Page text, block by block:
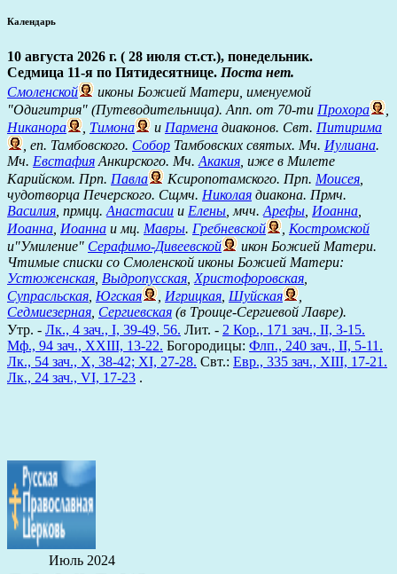
Календарь
10 августа 2026 г. ( 28 июля ст.ст.), понедельник.
Седмица 11-я по Пятидесятнице. Поста нет.
Смоленской
иконы Божией Матери, именуемой
"Одигитрия" (Путеводительница). Апп. от 70-ти Прохора
Никанора
Тимона и Пармена диаконов. Свт. Питирима
, еп. Тамбовского. Собор Тамбовских святых. Мч. Иулиана.
Мч. Евстафия Анкирского. Мч. Акакия , иже в Милете
Карийском. Прп. Павла Ксиропотамского. Прп. Моисея
чудотворца Печерского. Сщмч. Николая диакона. Прмч.
Василия , прмцц. Анастасии и Елены , мчч. Арефы Иоанна
Иоанна Иоанна и мц. Мавры. Гребневской
Костромской
и"Умиление" Серафимо-Дивеевской
икон Божией Матери.
Чтимые списки со Смоленской иконы Божией Матери:
Устюженская Выдропусская Христофоровская
Супрасльская Югская Игрицкая Шуйская
Седмиезерная Сергиевская (в Троице-Сергиевой Лавре).
Утр. - Лк., 4 зач., I, 39-49, 56. Лит. - 2 Кор., 171 зач., II, 3-15.
Мф., 94 зач., XXIII, 13-22. Богородицы: Флп., 240 зач., II, 5-11.
Лк., 54 зач., X, 38-42; XI, 27-28. Свт.: Евр., 335 зач., XIII, 17-21.
Лк., 24 зач., VI, 17-23 .
Июль 2024